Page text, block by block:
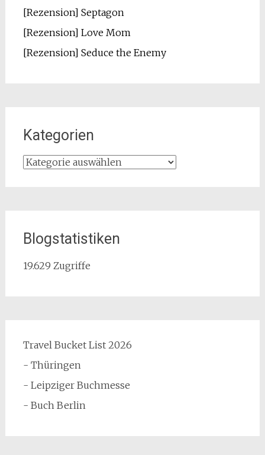
[Rezension] Septagon
[Rezension] Love Mom
[Rezension] Seduce the Enemy
Kategorien
Kategorien
Blogstatistiken
19.629 Zugriffe
Travel Bucket List 2026
- Thüringen
- Leipziger Buchmesse
- Buch Berlin